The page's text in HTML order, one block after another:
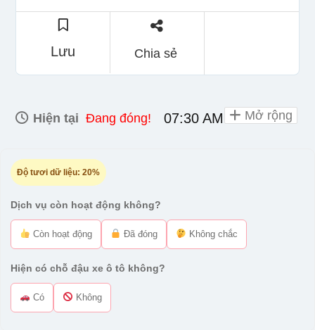
Lưu Chia sẻ
Hiện tại Đang đóng! 07:30 AM - 06:00 PM
Độ tươi dữ liệu: 20%
Dịch vụ còn hoạt động không?
Còn hoạt động Đã đóng Không chắc
Hiện có chỗ đậu xe ô tô không?
Có Không
Mở rộng